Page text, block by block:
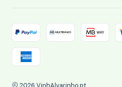
2026 VinhAlvarinho.pt.